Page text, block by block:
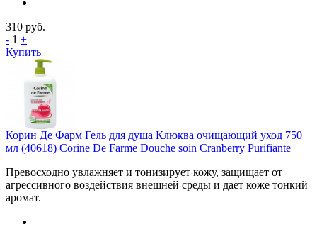
310 руб.
- 1 +
Купить
Корин Де Фарм Гель для душа Клюква очищающий уход 750
мл (40618) Corine De Farme Douche soin Cranberry Purifiante
Превосходно увлажняет и тонизирует кожу, защищает от
агрессивного воздействия внешней среды и дает коже тонкий
аромат.